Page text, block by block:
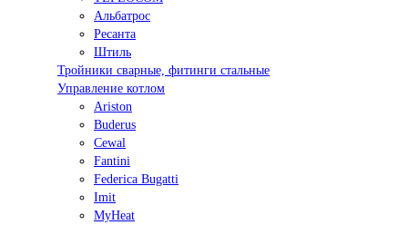
Альбатрос
Ресанта
Штиль
Тройники сварные, фитинги стальные
Управление котлом
Ariston
Buderus
Cewal
Fantini
Federica Bugatti
Imit
MyHeat